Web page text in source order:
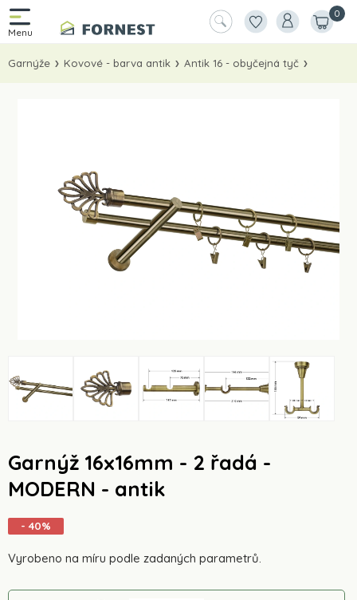
0
Garnýže Kovové - barva antik Antik 16 - obyčejná tyč
Garnýž 16x16mm - 2 řadá -
MODERN - antik
- 40%
Vyrobeno na míru podle zadaných parametrů.